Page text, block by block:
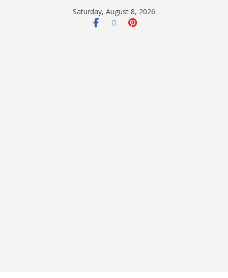
Saturday, August 8, 2026